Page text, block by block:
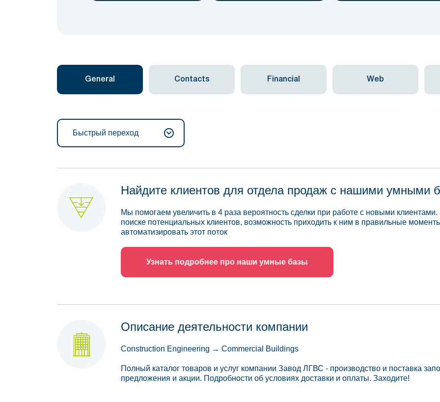
General Contacts Financial Web
Быстрый переход
Найдите клиентов для отдела продаж с нашими умными
Мы помогаем увеличить в 4 раза вероятность сделки при работе с новыми
поиске потенциальных клиентов, возможность приходить к ним в правильные
автоматизировать этот поток
Узнать подробнее про наши умные базы
Описание деятельности компании
Construction Engineering → Commercial Buildings
Полный каталог товаров и услуг компании Завод ЛГВС - производство и поставка
предложения и акции. Подробности об условиях доставки и оплаты. Заходите!